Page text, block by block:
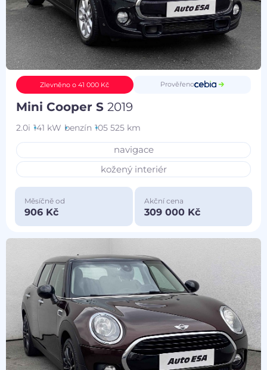
Zlevněno o 41 000 Kč Prověřeno
Mini Cooper S2019
2.0i 141 kW benzín 105 525 km
navigace
kožený interiér
Měsíčně od
906 Kč
Akční cena
309 000 Kč